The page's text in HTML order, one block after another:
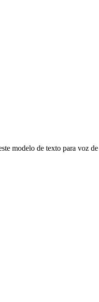
modelo de texto para voz